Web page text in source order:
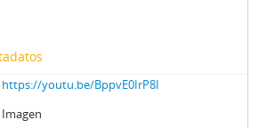
https://youtu.be/BppvE0IrP8I
Imagen